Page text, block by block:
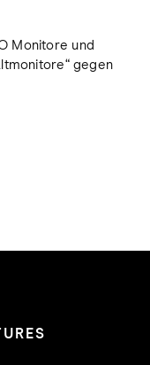
Monitore und
gegen